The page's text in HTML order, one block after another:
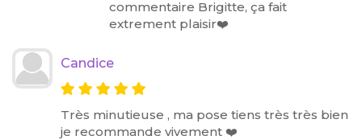
commentaire Brigitte, ça fait
extrement plaisir❤️
Candice
Très minutieuse , ma pose tiens très très bien
je recommande vivement ❤️